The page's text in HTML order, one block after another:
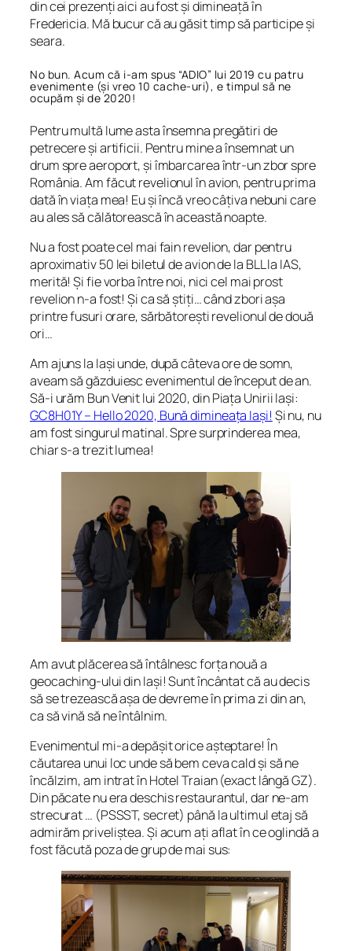
din cei prezenți aici au fost și dimineață în
Fredericia. Mă bucur că au găsit timp să participe și
seara.
No bun. Acum că i-am spus “ADIO” lui 2019 cu patru
evenimente (și vreo 10 cache-uri), e timpul să ne
ocupăm și de 2020!
Pentru multă lume asta însemna pregătiri de
petrecere și artificii. Pentru mine a însemnat un
drum spre aeroport, și îmbarcarea într-un zbor spre
România. Am făcut revelionul în avion, pentru prima
dată în viața mea! Eu și încă vreo câțiva nebuni care
au ales să călătorească în această noapte.
Nu a fost poate cel mai fain revelion, dar pentru
aproximativ 50 lei biletul de avion de la BLL la IAS,
merită! Și fie vorba între noi, nici cel mai prost
revelion n-a fost! Și ca să știți… când zbori așa
printre fusuri orare, sărbătorești revelionul de două
ori…
Am ajuns la Iași unde, după câteva ore de somn,
aveam să găzduiesc evenimentul de început de an.
Să-i urăm Bun Venitlui 2020, din Piața Unirii Iași:
GC8H01Y – Hello 2020, Bună dimineața Iași! Și nu, nu
am fost singurul matinal. Spre surprinderea mea,
chiar s-a trezit lumea!
Am avut plăcerea să întâlnesc forța nouă a
geocaching-ului din Iași! Sunt încântat că au decis
să se trezească așa de devreme în prima zi din an,
ca să vină să ne întâlnim.
Evenimentul mi-a depășit orice așteptare! În
căutarea unui loc unde să bem ceva cald și să ne
încălzim, am intrat în Hotel Traian (exact lângă GZ).
Din păcate nu era deschis restaurantul, dar ne-am
strecurat … (PSSST, secret) până la ultimul etaj să
admirăm priveliștea. Și acum ați aflat în ce oglindă a
fost făcută poza de grup de mai sus: